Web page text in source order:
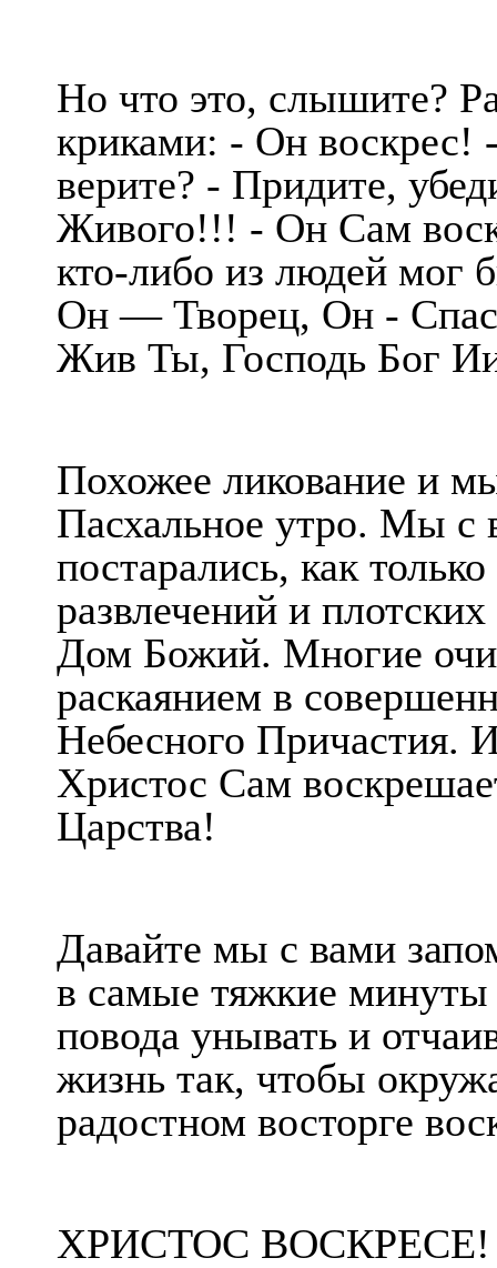
Но что это, слышите?
криками: - Он
верите? - Придите,
Живого!!! - Он Сам
кто-либо из людей мог
Он — Творец, Он -
Жив Ты, Господь Бог
Похожее ликование и
Пасхальное утро. Мы с
постарались, как
развлечений и
Дом Божий. Многие
раскаянием в
Небесного Причастия.
Христос Сам
Царства!
Давайте мы с вами
в самые тяжкие минуты
повода унывать и
жизнь так, чтобы
радостном восторге
ХРИСТОС ВОСКРЕСЕ!